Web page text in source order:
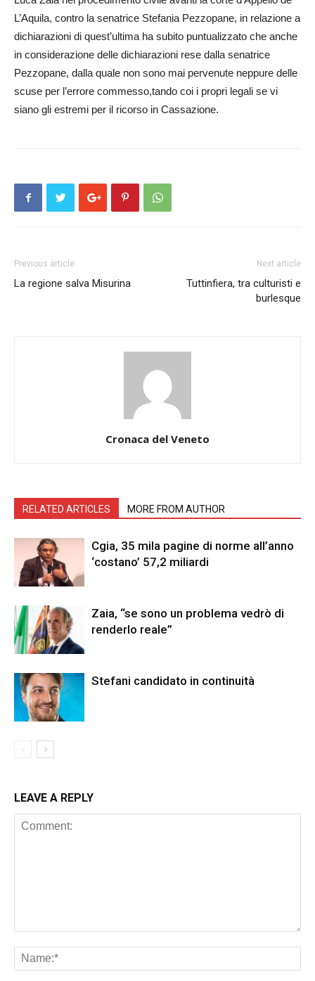
L’Aquila, contro la senatrice Stefania Pezzopane, in relazione a
dichiarazioni di quest’ultima ha subito puntualizzato che anche
in considerazione delle dichiarazioni rese dalla senatrice
Pezzopane, dalla quale non sono mai pervenute neppure delle
scuse per l’errore commesso,tando coi i propri legali se vi
siano gli estremi per il ricorso in Cassazione.
Previous article
La regione salva Misurina
Next article
Tuttinfiera, tra culturisti e
burlesque
Cronaca del Veneto
RELATED ARTICLES MORE FROM AUTHOR
Cgia, 35 mila pagine di norme all’anno
‘costano’ 57,2 miliardi
Zaia, “se sono un problema vedrò di
renderlo reale”
Stefani candidato in continuità
LEAVE A REPLY